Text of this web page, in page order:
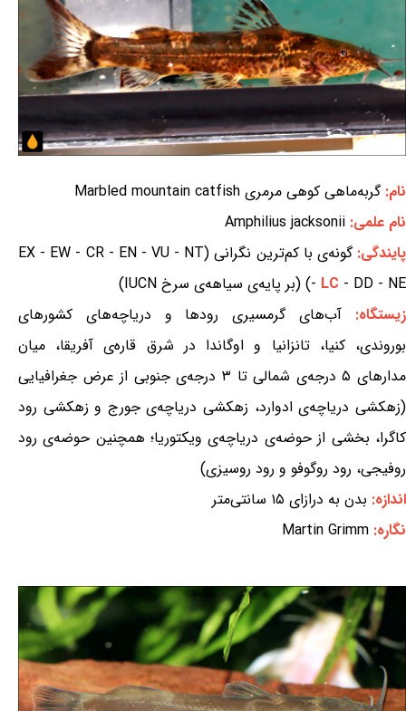
نام:گربه‌ماهی کوهی مرمری Marbled mountain catfish
نام علمی: Amphilius jacksonii
پایندگی:
گونه‌ی با کم‌ترین نگرانی (EX - EW - CR - EN - VU - NT
- LC - DD - NE) (بر پایه‌ی سیاهه‌ی سرخ IUCN)
زیستگاه: آب‌های گرمسیری رودها و دریاچه‌های کشورهای
بوروندی، کنیا، تانزانیا و اوگاندا در شرق قاره‌ی آفریقا، میان
مدارهای ۵ درجه‌ی شمالی تا ۳ درجه‌ی جنوبی از عرض جغرافیایی
(زهکشی دریاچه‌ی ادوارد، زهکشی دریاچه‌ی جورج و زهکشی رود
کاگرا، بخشی از حوضه‌ی دریاچه‌ی ویکتوریا؛ همچنین حوضه‌ی رود
روفیجی، رود روگوفو و رود روسیزی)
اندازه: بدن به درازای ۱۵ سانتی‌متر
نگاره: Martin Grimm